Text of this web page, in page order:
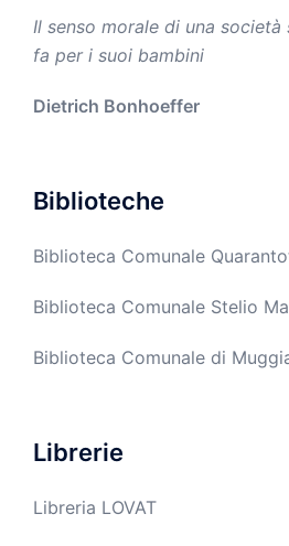
Il senso morale di una società
fa per i suoi bambini
Dietrich Bonhoeffer
Biblioteche
Biblioteca Comunale
Biblioteca Comunale Stelio
Biblioteca Comunale di
Librerie
Libreria LOVAT